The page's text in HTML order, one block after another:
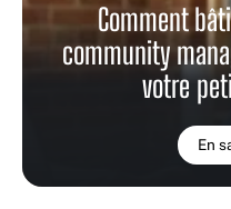
Comment
community
votre
En